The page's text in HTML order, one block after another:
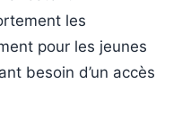
les
pour les jeunes
besoin d’un accès